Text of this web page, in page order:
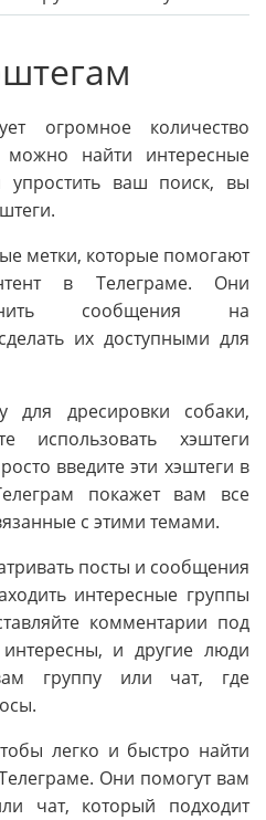
огромное количество
найти интересные
упростить ваш поиск, вы
метки, которые помогают
в Телеграме. Они
сообщения на
их доступными для
для дресировки собаки,
использовать хэштеги
введите эти хэштеги в
покажет вам все
с этими темами.
посты и сообщения
интересные группы
комментарии под
и другие люди
группу или чат, где
легко и быстро найти
Они помогут вам
чат, который подходит